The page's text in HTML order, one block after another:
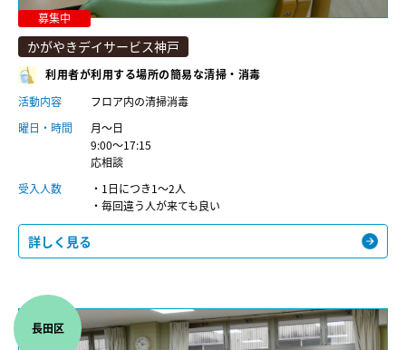
募集中
かがやきデイサービス神戸
利用者が利用する場所の簡易な清掃・消毒
活動内容
フロア内の清掃消毒
曜日・時間
月～日
9:00～17:15
応相談
受入人数
・1日につき1～2人
・毎回違う人が来ても良い
詳しく見る
長田区